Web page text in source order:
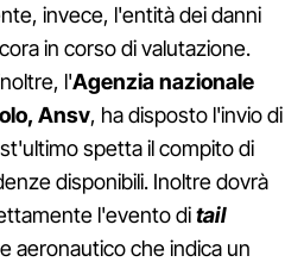
invece, l'entità dei danni
in corso di valutazione.
l'Agenzia nazionale
Ansv, ha disposto l'invio di
spetta il compito di
disponibili. Inoltre dovrà
l'evento ditail
aeronautico che indica un